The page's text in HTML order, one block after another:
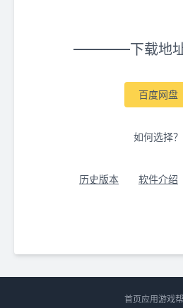
下载地
百度网盘
如何选择？
历史版本 软件介绍
首页应用游戏